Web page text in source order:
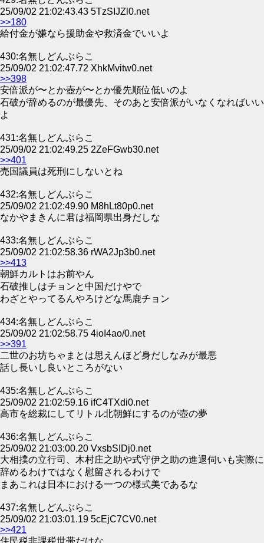
25/09/02 21:02:43.43 5TzSIJZl0.net
>>180
給付金が嫌なら援助金や救済金でいいよ
430:名無しどんぶらこ
25/09/02 21:02:47.72 XhkMvitw0.net
>>398
安倍派が〜とか壺が〜とか優先順位低いのよ
石破が辞めるのが最優先、そのあと安倍派がいなくなればいい
よ
431:名無しどんぶらこ
25/09/02 21:02:49.25 2ZeFGwb30.net
>>401
売国議員は死刑にしないとね
432:名無しどんぶらこ
25/09/02 21:02:49.90 M8hLt80p0.net
なかやまきんに君は福岡県出身だしな
433:名無しどんぶらこ
25/09/02 21:02:58.36 rWA2Jp3b0.net
>>413
朝鮮カルトはお前やん
石破推しはチョンと中国だけやで
わざとやってるんやろけどな馬鹿チョン
434:名無しどんぶらこ
25/09/02 21:02:58.75 4ioI4ao/0.net
>>391
二世のお坊ちゃまとは思えんほど身だしなみが最悪
話し長いし良いところがない
435:名無しどんぶらこ
25/09/02 21:02:59.16 ifC4TXdi0.net
高市を総裁にしてリトル北朝鮮にするのが壺の夢
436:名無しどんぶらこ
25/09/02 21:03:00.20 VxsbSIDj0.net
大相撲の立行司、木村庄之助や式守伊之助の進退伺いも実際に
辞めるわけではなく慰留されるわけで
まあこれは日本における一つの様式美であるな
437:名無しどんぶらこ
25/09/02 21:03:01.19 5cEjC7CV0.net
>>421
住民税非課税世帯だけな